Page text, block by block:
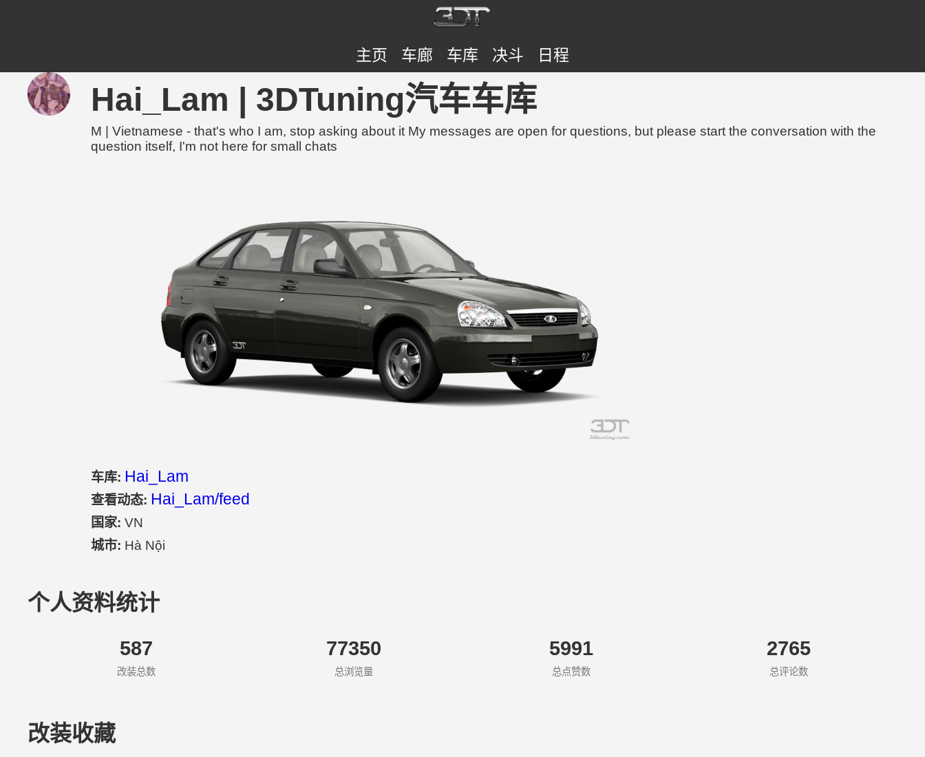
主页 车廊 车库 决斗 日程
Hai_Lam | 3DTuning汽车车库
M | Vietnamese - that's who I am, stop asking about it My messages are open for questions, but please start the conversation with the
question itself, I'm not here for small chats
车库: Hai_Lam
查看动态: Hai_Lam/feed
国家:VN
城市: Hà Nội
个人资料统计
587
改装总数
77350
总浏览量
5991
总点赞数
2765
总评论数
改装收藏